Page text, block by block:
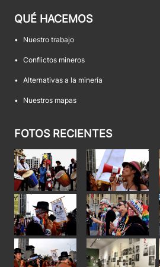
QUÉ HACEMOS
• Nuestro trabajo
• Conflictos mineros
• Alternativas a la minería
• Nuestros mapas
FOTOS RECIENTES